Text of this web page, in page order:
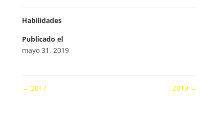
Habilidades
Publicado el
mayo 31, 2019
← 2017 2019 →